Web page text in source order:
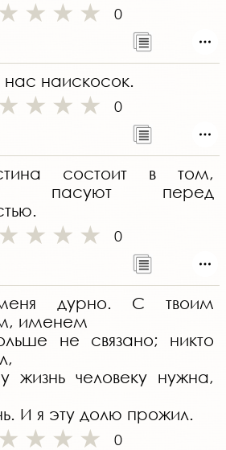
0
наискосок.
0
состоит в том,
пасуют перед
0
дурно. С твоим
именем
не связано; никто
жизнь человеку нужна,
И я эту долю прожил.
0